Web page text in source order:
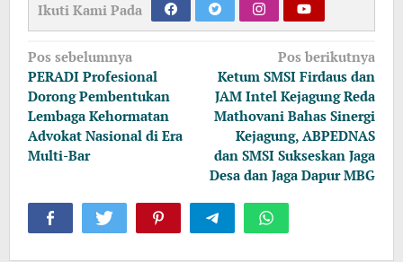
Ikuti Kami Pada
Navigasi
pos
Pos sebelumnya
PERADI Profesional
Dorong Pembentukan
Lembaga Kehormatan
Advokat Nasional di Era
Multi-Bar
Pos berikutnya
Ketum SMSI Firdaus dan
JAM Intel Kejagung Reda
Mathovani Bahas Sinergi
Kejagung, ABPEDNAS
dan SMSI Sukseskan Jaga
Desa dan Jaga Dapur MBG